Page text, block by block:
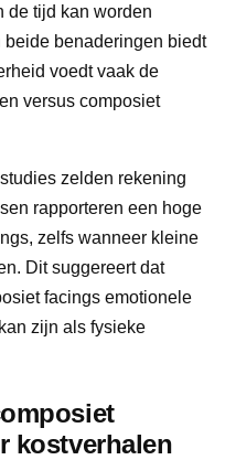
de tijd kan worden
benaderingen biedt
voedt vaak de
versus composiet
zelden rekening
rapporteren een hoge
zelfs wanneer kleine
Dit suggereert dat
facings emotionele
zijn als fysieke
kostverhalen